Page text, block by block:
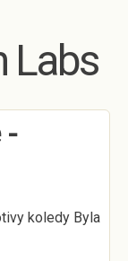
Labs
-
koledy Byla